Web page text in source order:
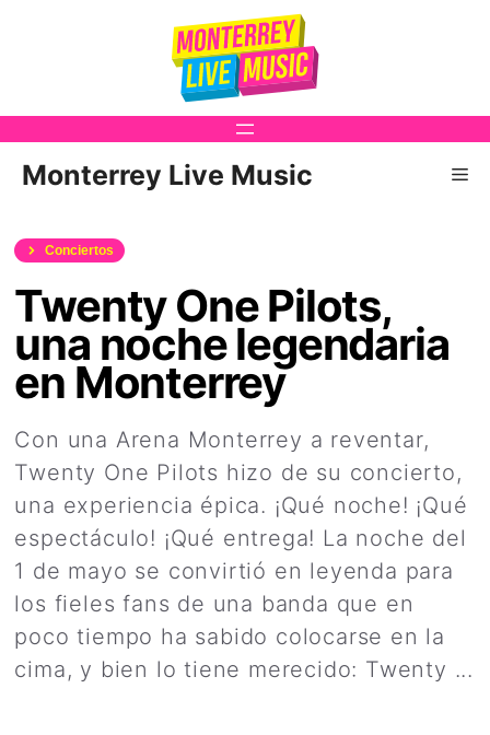
Monterrey Live Music
Conciertos
Twenty One Pilots,
una noche legendaria
en Monterrey
Con una Arena Monterrey a reventar,
Twenty One Pilots hizo de su concierto,
una experiencia épica. ¡Qué noche! ¡Qué
espectáculo! ¡Qué entrega! La noche del
1 de mayo se convirtió en leyenda para
los fieles fans de una banda que en
poco tiempo ha sabido colocarse en la
cima, y bien lo tiene merecido: Twenty ...